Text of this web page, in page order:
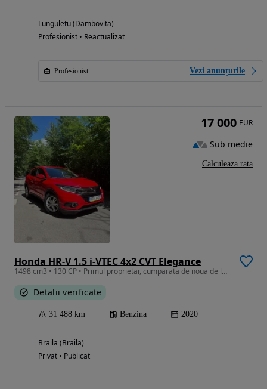
Lunguletu (Dambovita)
Profesionist • Reactualizat
Profesionist Vezi anunțurile
Honda HR-V 1.5 i-VTEC 4x2 CVT Elegance
1498 cm3 • 130 CP • Primul proprietar, cumparata de noua de la reprezentanta, 30.000km rea
Detalii verificate
31 488 km Benzina 2020
Braila (Braila)
Privat • Publicat
17 000 EUR
Sub medie
Calculeaza rata